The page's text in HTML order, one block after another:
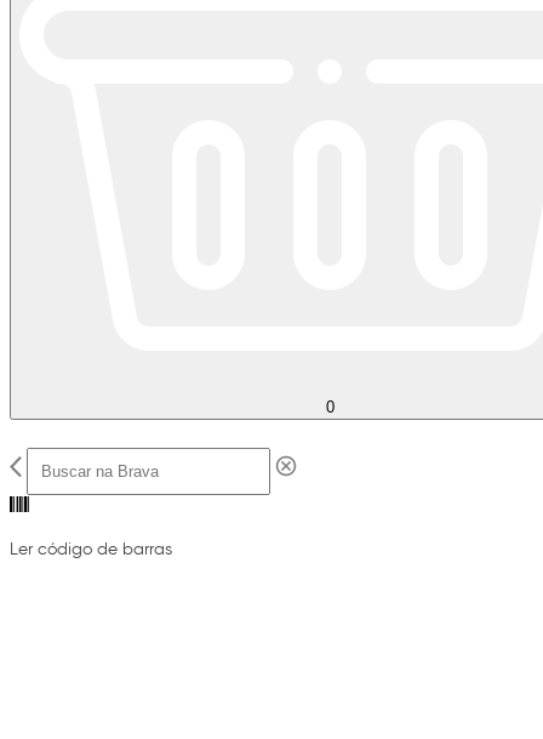
0
Ler código de barras